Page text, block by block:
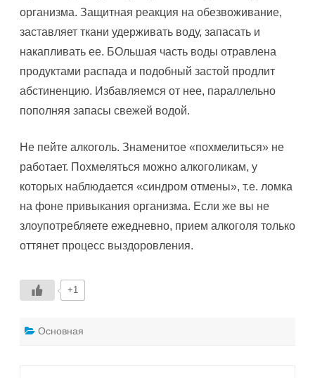
организма. Защитная реакция на обезвоживание,
заставляет ткани удерживать воду, запасать и
накапливать ее. БОльшая часть воды отравлена
продуктами распада и подобный застой продлит
абстиненцию. Избавляемся от нее, параллельно
пополняя запасы свежей водой.
Не пейте алкоголь. Знаменитое «похмелиться» не
работает. Похмеляться можно алкоголикам, у
которых наблюдается «синдром отмены», т.е. ломка
на фоне привыкания организма. Если же вы не
злоупотребляете ежедневно, прием алкоголя только
оттянет процесс выздоровления.
+1
Основная